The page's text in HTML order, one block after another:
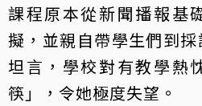
課程原本從新聞播報基
擬，並親自帶學生們到
坦言，學校對有教學熱
筷」，令她極度失望。